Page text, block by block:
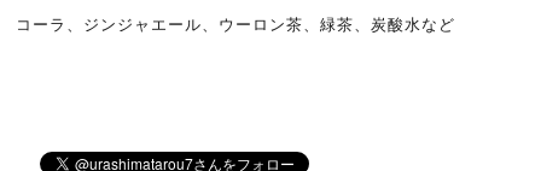
コーラ、ジンジャエール、ウーロン茶、緑茶、炭酸水など